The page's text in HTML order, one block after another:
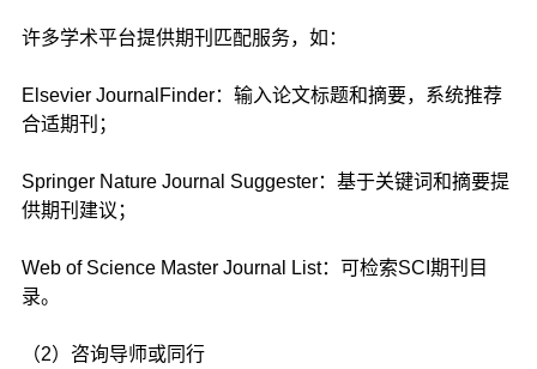
许多学术平台提供期刊匹配服务，如：
Elsevier JournalFinder：输入论文标题和摘要，系统推荐
合适期刊；
Springer Nature Journal Suggester：基于关键词和摘要提
供期刊建议；
Web of Science Master Journal List：可检索SCI期刊目
录。
（2）咨询导师或同行